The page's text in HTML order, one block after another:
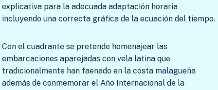
explicativa para la adecuada adaptación horaria
incluyendo una correcta gráfica de la ecuación del tiempo.
Con el cuadrante se pretende homenajear las
embarcaciones aparejadas con vela latina que
tradicionalmente han faenado en la costa malagueña
además de conmemorar el Año Internacional de la